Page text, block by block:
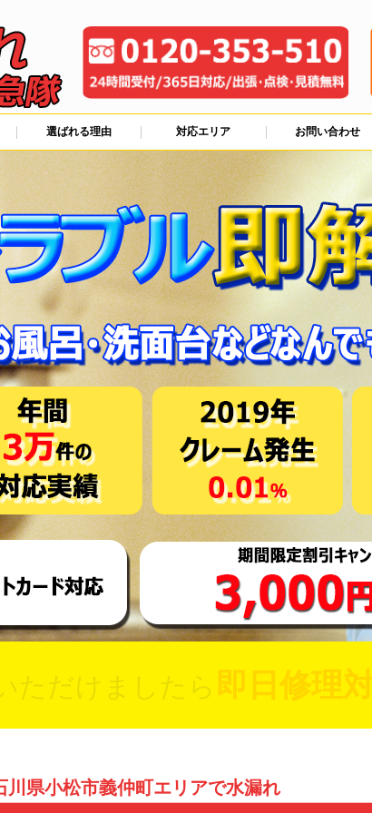
選ばれる理由 対応エリア お問い合わせ
即日修理
川県小松市義仲町エリアで水漏れ